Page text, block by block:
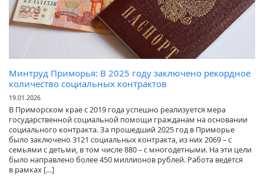
Минтруд Приморья: В 2025 году заключено рекордное
количество социальных контрактов
19.01.2026
В Приморском крае с 2019 года успешно реализуется мера
государственной социальной помощи гражданам на основании
социального контракта. За прошедший 2025 год в Приморье
было заключено 3121 социальных контракта, из них 2069 – с
семьями с детьми, в том числе 880 – с многодетными. На эти цели
было направлено более 450 миллионов рублей. Работа ведётся
в рамках […]